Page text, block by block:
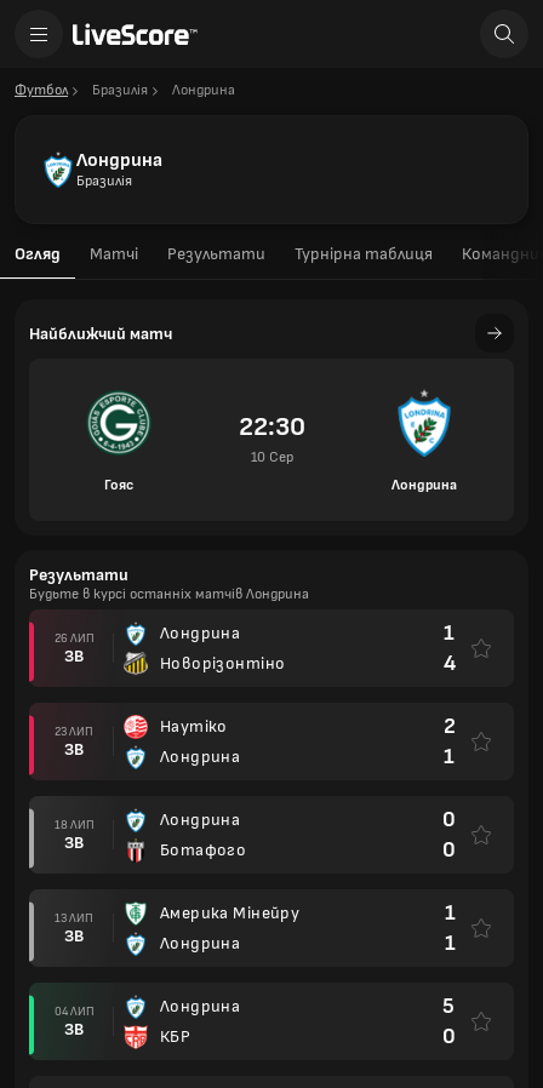
Футбол Бразилія Лондрина
Лондрина
Бразилія
Огляд Матчі Результати Турнірна таблиця
Найближчий матч
Гояс
22:30
10 Сер
Лондрина
Результати
Будьте в курсі останніх матчів Лондрина
26 ЛИП
ЗВ
Лондрина
Новорізонтіно
1
4
23 ЛИП
ЗВ
Наутіко
Лондрина
2
1
18 ЛИП
ЗВ
Лондрина
Ботафого
0
0
13 ЛИП
ЗВ
Америка Мінейру
Лондрина
1
1
04 ЛИП
ЗВ
Лондрина
КБР
5
0